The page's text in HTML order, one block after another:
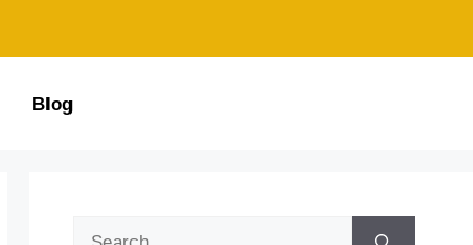
Blog